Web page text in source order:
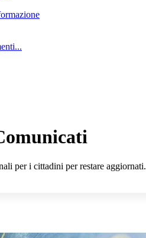
per i cittadini per restare aggiornati.